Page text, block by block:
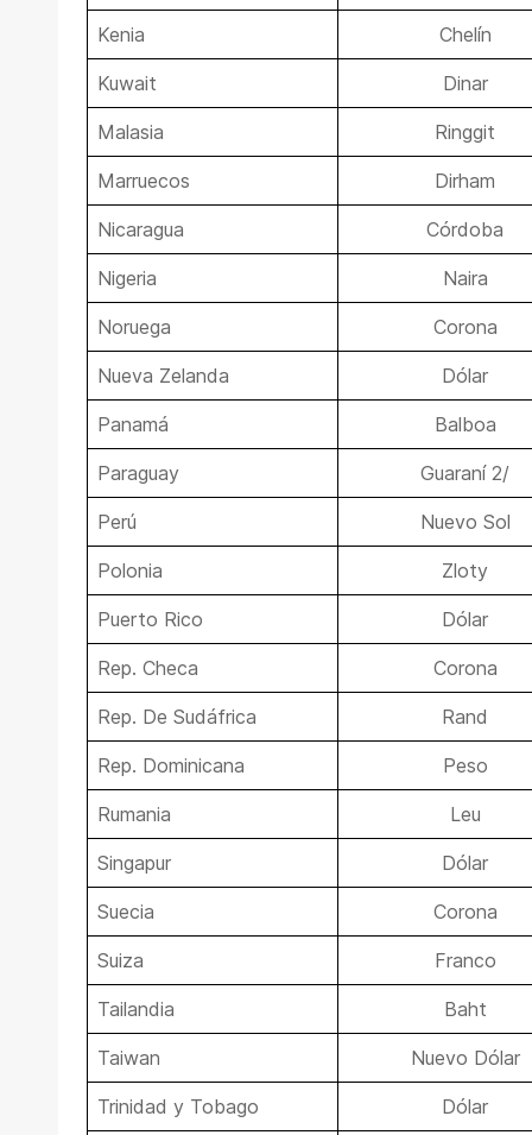
Kenia Chelín
Kuwait Dinar
Malasia Ringgit
Marruecos Dirham
Nicaragua Córdoba
Nigeria Naira
Noruega Corona
Nueva Zelanda Dólar
Panamá Balboa
Paraguay Guaraní 2/
Perú Nuevo Sol
Polonia Zloty
Puerto Rico Dólar
Rep. Checa Corona
Rep. De Sudáfrica Rand
Rep. Dominicana Peso
Rumania Leu
Singapur Dólar
Suecia Corona
Suiza Franco
Tailandia Baht
Taiwan Nuevo Dólar
Trinidad y Tobago Dólar